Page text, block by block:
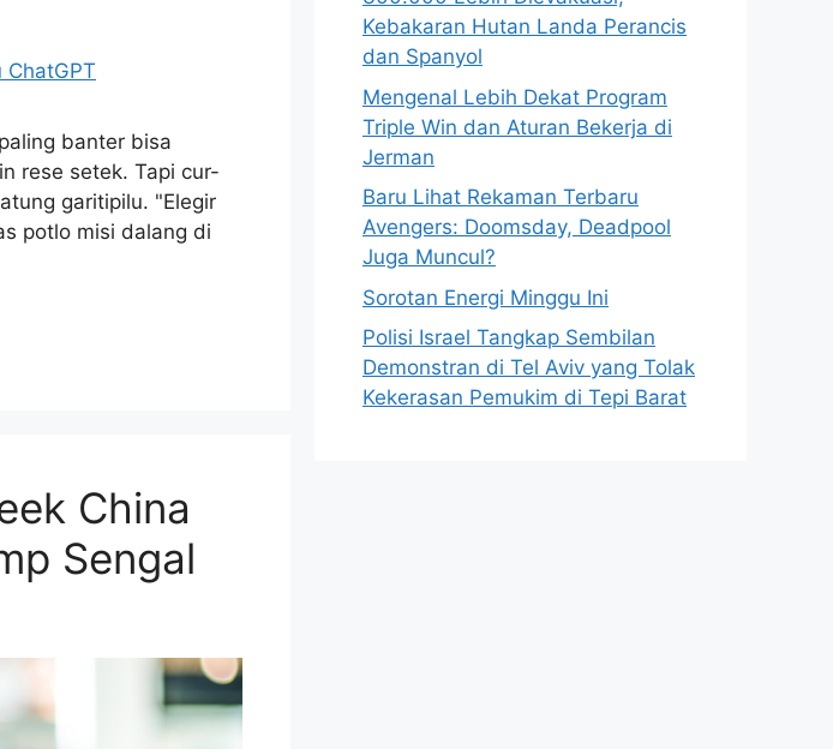
banter bisa
rese setek. Tapi cur-
garitipilu. "Elegir
potlo misi dalang di
China
Sengal
Kebakaran Hutan Landa Perancis
dan Spanyol
Mengenal Lebih Dekat Program
Triple Win dan Aturan Bekerja di
Jerman
Baru Lihat Rekaman Terbaru
Avengers: Doomsday, Deadpool
Juga Muncul?
Sorotan Energi Minggu Ini
Polisi Israel Tangkap Sembilan
Demonstran di Tel Aviv yang Tolak
Kekerasan Pemukim di Tepi Barat